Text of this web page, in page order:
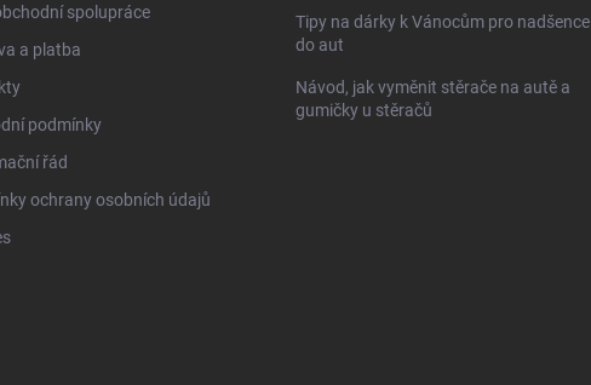
spolupráce
a platba
podmínky
řád
ochrany osobních údajů
Tipy na dárky k Vánocům pro nadšence
do aut
Návod, jak vyměnit stěrače na autě a
gumičky u stěračů